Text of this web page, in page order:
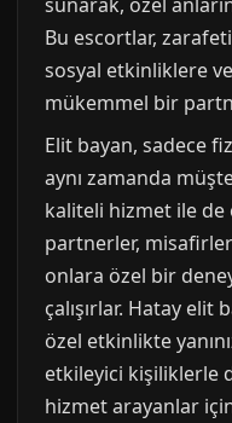
Bu escortlar,
sosyal etkinliklere
mükemmel bir
Elit bayan, sadece
aynı zamanda
kaliteli hizmet ile de
partnerler,
onlara özel bir
çalışırlar. Hatay
özel etkinlikte
etkileyici kişiliklerle
hizmet arayanlar